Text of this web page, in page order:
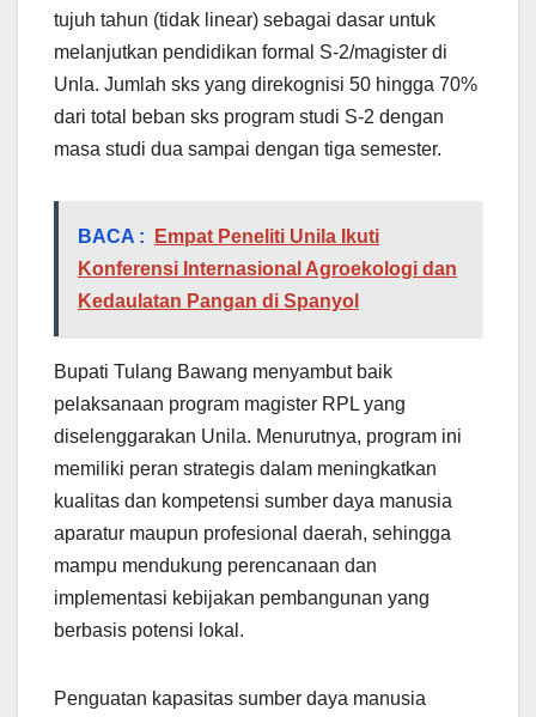
tujuh tahun (tidak linear) sebagai dasar untuk
melanjutkan pendidikan formal S-2/magister di
Unla. Jumlah sks yang direkognisi 50 hingga 70%
dari total beban sks program studi S-2 dengan
masa studi dua sampai dengan tiga semester.
BACA :
Empat Peneliti Unila Ikuti
Konferensi Internasional Agroekologi dan
Kedaulatan Pangan di Spanyol
Bupati Tulang Bawang menyambut baik
pelaksanaan program magister RPL yang
diselenggarakan Unila. Menurutnya, program ini
memiliki peran strategis dalam meningkatkan
kualitas dan kompetensi sumber daya manusia
aparatur maupun profesional daerah, sehingga
mampu mendukung perencanaan dan
implementasi kebijakan pembangunan yang
berbasis potensi lokal.
Penguatan kapasitas sumber daya manusia